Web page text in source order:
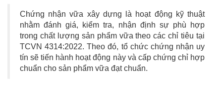
Chứng nhận vữa xây dựng là hoạt động kỹ thuật
nhằm đánh giá, kiểm tra, nhận định sự phù hợp
trong chất lượng sản phẩm vữa theo các chỉ tiêu tại
TCVN 4314:2022. Theo đó, tổ chức chứng nhận uy
tín sẽ tiến hành hoạt động này và cấp chứng chỉ hợp
chuẩn cho sản phẩm vữa đạt chuẩn.